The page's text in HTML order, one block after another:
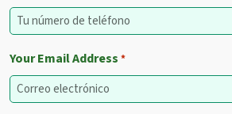
Your Email Address *